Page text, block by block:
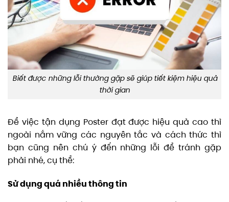
Biết được những lỗi thường gặp sẽ giúp tiết kiệm hiệu quả
thời gian
Để việc tận dụng Poster đạt được hiệu quả cao thì
ngoài nắm vững các nguyên tắc và cách thức thì
bạn cũng nên chú ý đến những lỗi để tránh gặp
phải nhé, cụ thể:
Sử dụng quá nhiều thông tin